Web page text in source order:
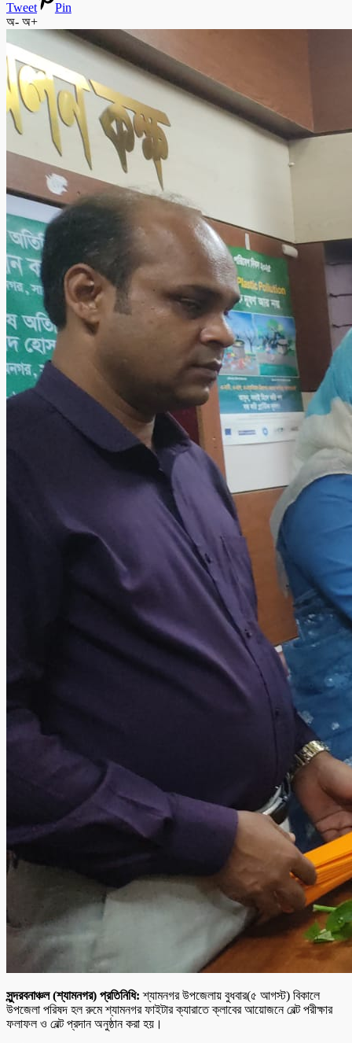
Tweet
Pin
অ- অ+
সুন্দরবনাঞ্চল (শ্যামনগর) প্রতিনিধি: শ্যামনগর উপজেলায় বুধবার(৫ আগস্ট) বিকালে
উপজেলা পরিষদ হল রুমে শ্যামনগর ফাইটার ক্যারাতে ক্লাবের আয়োজনে বেল্ট পরীক্ষার
ফলাফল ও বেল্ট প্রদান অনুষ্ঠান করা হয়।